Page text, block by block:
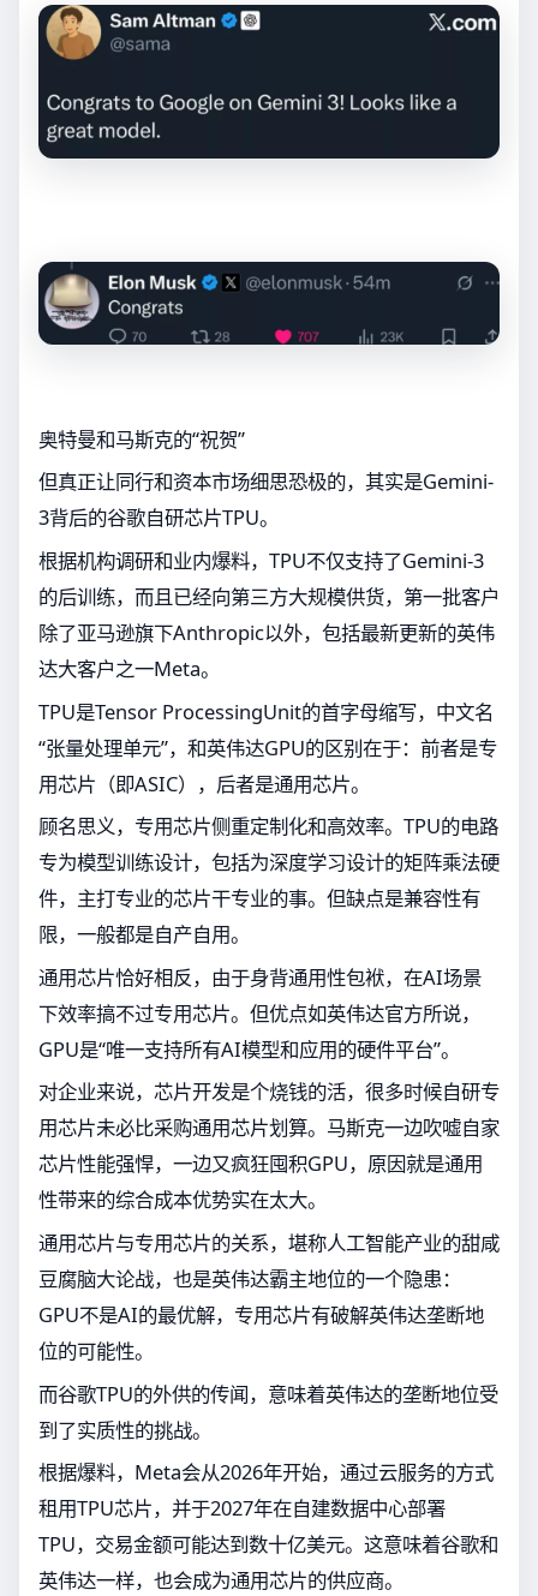
奥特曼和马斯克的“祝贺”
但真正让同行和资本市场细思恐极的，其实是Gemini-
3背后的谷歌自研芯片TPU。
根据机构调研和业内爆料，TPU不仅支持了Gemini-3
的后训练，而且已经向第三方大规模供货，第一批客户
除了亚马逊旗下Anthropic以外，包括最新更新的英伟
达大客户之一Meta。
TPU是Tensor ProcessingUnit的首字母缩写，中文名
“张量处理单元”，和英伟达GPU的区别在于：前者是专
用芯片（即ASIC），后者是通用芯片。
顾名思义，专用芯片侧重定制化和高效率。TPU的电路
专为模型训练设计，包括为深度学习设计的矩阵乘法硬
件，主打专业的芯片干专业的事。但缺点是兼容性有
限，一般都是自产自用。
通用芯片恰好相反，由于身背通用性包袱，在AI场景
下效率搞不过专用芯片。但优点如英伟达官方所说，
GPU是“唯一支持所有AI模型和应用的硬件平台”。
对企业来说，芯片开发是个烧钱的活，很多时候自研专
用芯片未必比采购通用芯片划算。马斯克一边吹嘘自家
芯片性能强悍，一边又疯狂囤积GPU，原因就是通用
性带来的综合成本优势实在太大。
通用芯片与专用芯片的关系，堪称人工智能产业的甜咸
豆腐脑大论战，也是英伟达霸主地位的一个隐患：
GPU不是AI的最优解，专用芯片有破解英伟达垄断地
位的可能性。
而谷歌TPU的外供的传闻，意味着英伟达的垄断地位受
到了实质性的挑战。
根据爆料，Meta会从2026年开始，通过云服务的方式
租用TPU芯片，并于2027年在自建数据中心部署
TPU，交易金额可能达到数十亿美元。这意味着谷歌和
英伟达一样，也会成为通用芯片的供应商。